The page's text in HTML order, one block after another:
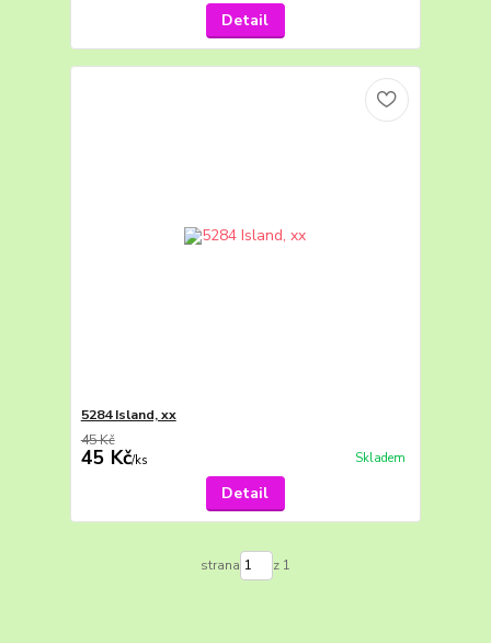
Detail
5284 Island, xx
45 Kč
45 Kč/ks Skladem
Detail
strana z 1